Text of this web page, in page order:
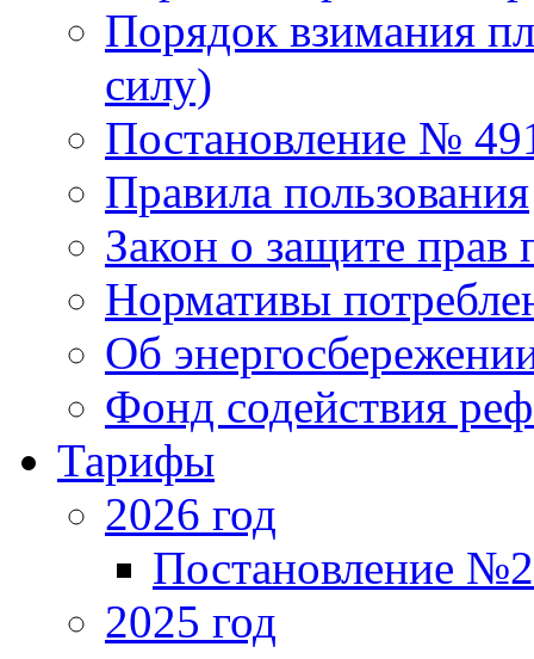
Порядок взимания
силу)
Постановление №
Правила пользования
Закон о защите прав
Нормативы
Об
Фонд содействия
Тарифы
2026 год
Постановление
2025 год